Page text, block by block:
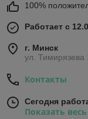
100%
Работает с
г. Минск
ул. Тимирязева
Контакты
Сегодня
Показать